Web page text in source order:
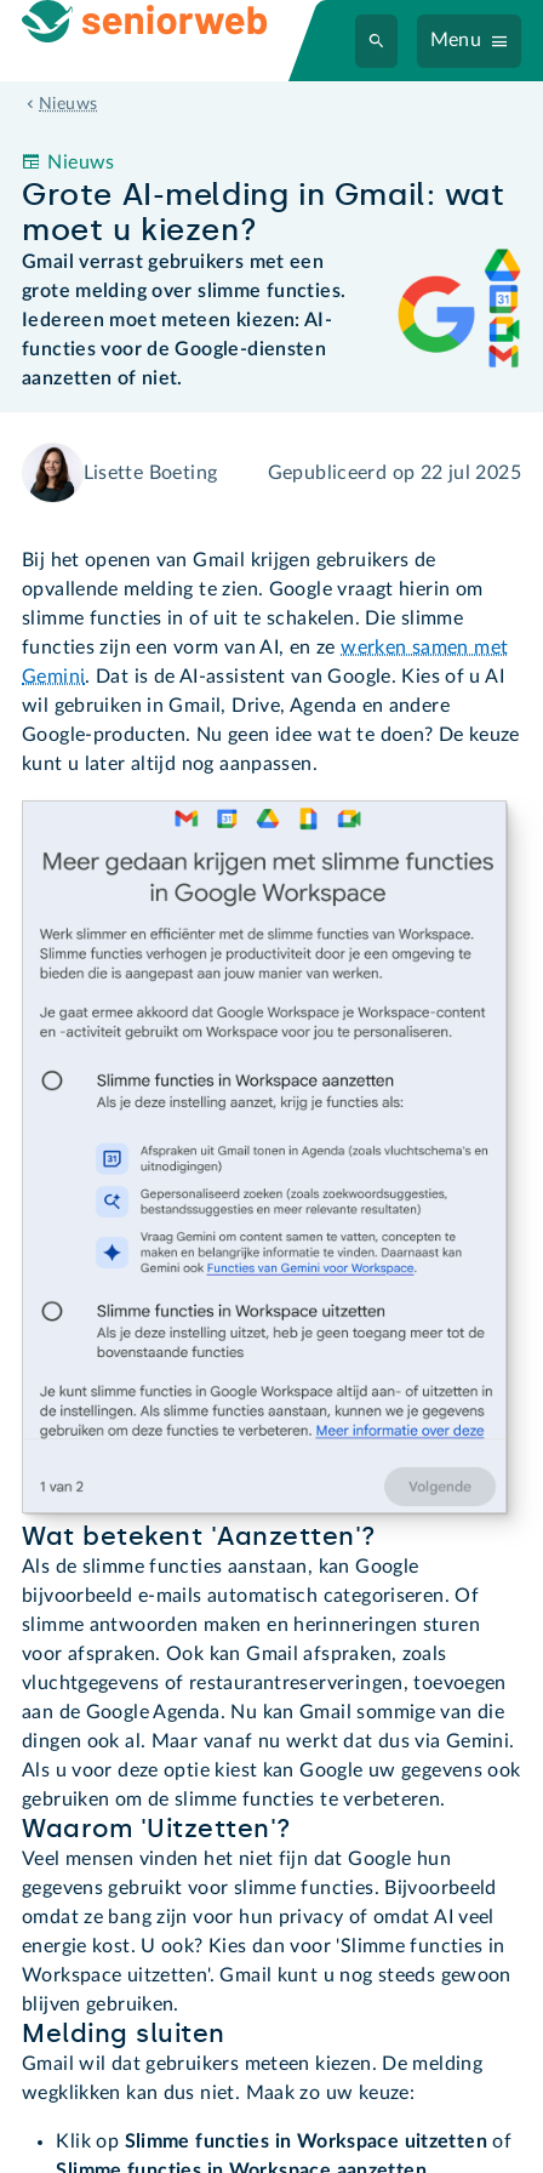
Menu
Nieuws
Grote AI-melding in Gmail: wat moet u kiezen?
Nieuws
Grote AI-melding in Gmail: wat
moet u kiezen?
Gmail verrast gebruikers met een
grote melding over slimme functies.
Iedereen moet meteen kiezen: AI-
functies voor de Google-diensten
aanzetten of niet.
Lisette Boeting Gepubliceerd op 22 jul 2025
Bij het openen van Gmail krijgen gebruikers de
opvallende melding te zien. Google vraagt hierin om
slimme functies in of uit te schakelen. Die slimme
functies zijn een vorm van AI, en zewerken samen met
Gemini. Dat is de AI-assistent van Google. Kies of u AI
wil gebruiken in Gmail, Drive, Agenda en andere
Google-producten. Nu geen idee wat te doen? De keuze
kunt u later altijd nog aanpassen.
Wat betekent 'Aanzetten'?
Als de slimme functies aanstaan, kan Google
bijvoorbeeld e-mails automatisch categoriseren. Of
slimme antwoorden maken en herinneringen sturen
voor afspraken. Ook kan Gmail afspraken, zoals
vluchtgegevens of restaurantreserveringen, toevoegen
aan de Google Agenda. Nu kan Gmail sommige van die
dingen ook al. Maar vanaf nu werkt dat dus via Gemini.
Als u voor deze optie kiest kan Google uw gegevens ook
gebruiken om de slimme functies te verbeteren.
Waarom 'Uitzetten'?
Veel mensen vinden het niet fijn dat Google hun
gegevens gebruikt voor slimme functies. Bijvoorbeeld
omdat ze bang zijn voor hun privacy of omdat AI veel
energie kost. U ook? Kies dan voor 'Slimme functies in
Workspace uitzetten'. Gmail kunt u nog steeds gewoon
blijven gebruiken.
Melding sluiten
Gmail wil dat gebruikers meteen kiezen. De melding
wegklikken kan dus niet. Maak zo uw keuze:
Klik op Slimme functies in Workspace uitzetten of